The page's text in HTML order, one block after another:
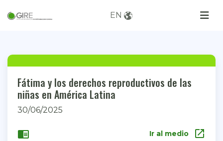
EN
Fátima y los derechos reproductivos de las
niñas en América Latina
30/06/2025
chrome_reader_mode Ir al medio open_in_new